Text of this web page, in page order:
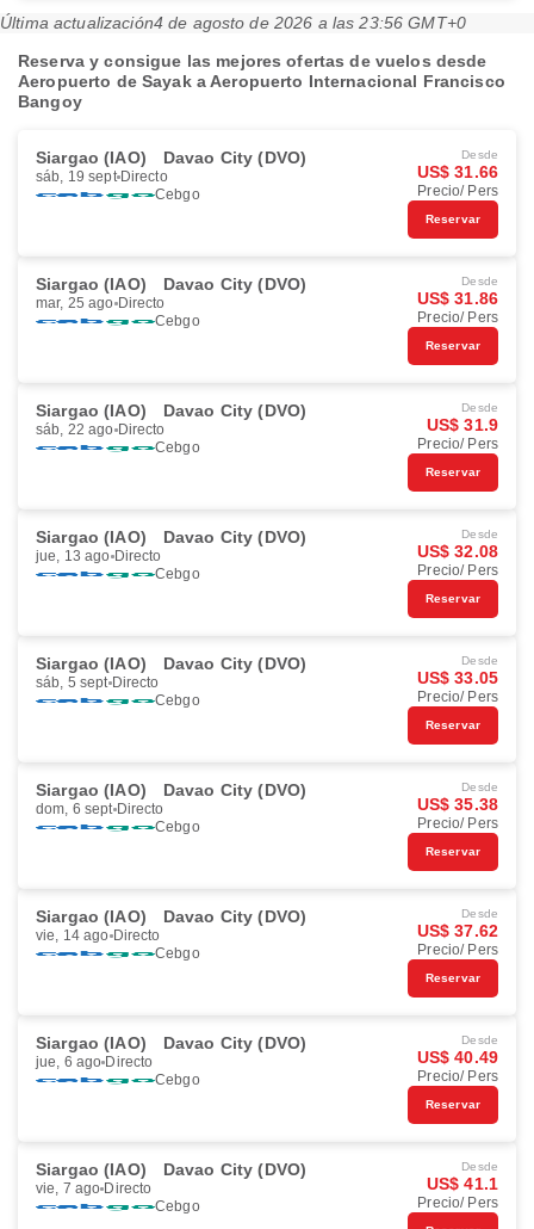
Última actualización4 de agosto de 2026 a las 23:56 GMT+0
Reserva y consigue las mejores ofertas de vuelos desde
Aeropuerto de Sayak a Aeropuerto Internacional Francisco
Bangoy
Siargao (IAO) Davao City (DVO)
sáb, 19 sept Directo
Cebgo
Desde
US$ 31.66
Precio/ Pers
Reservar
Siargao (IAO) Davao City (DVO)
mar, 25 ago Directo
Cebgo
Desde
US$ 31.86
Precio/ Pers
Reservar
Siargao (IAO) Davao City (DVO)
sáb, 22 ago Directo
Cebgo
Desde
US$ 31.9
Precio/ Pers
Reservar
Siargao (IAO) Davao City (DVO)
jue, 13 ago Directo
Cebgo
Desde
US$ 32.08
Precio/ Pers
Reservar
Siargao (IAO) Davao City (DVO)
sáb, 5 sept Directo
Cebgo
Desde
US$ 33.05
Precio/ Pers
Reservar
Siargao (IAO) Davao City (DVO)
dom, 6 sept Directo
Cebgo
Desde
US$ 35.38
Precio/ Pers
Reservar
Siargao (IAO) Davao City (DVO)
vie, 14 ago Directo
Cebgo
Desde
US$ 37.62
Precio/ Pers
Reservar
Siargao (IAO) Davao City (DVO)
jue, 6 ago Directo
Cebgo
Desde
US$ 40.49
Precio/ Pers
Reservar
Siargao (IAO) Davao City (DVO)
vie, 7 ago Directo
Cebgo
Desde
US$ 41.1
Precio/ Pers